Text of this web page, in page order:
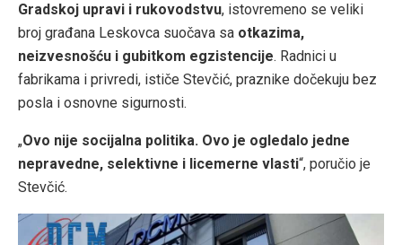
Gradskoj upravi i rukovodstvu, istovremeno se veliki
broj građana Leskovca suočava sa otkazima,
neizvesnošću i gubitkom egzistencije. Radnici u
fabrikama i privredi, ističe Stevčić, praznike dočekuju bez
posla i osnovne sigurnosti.
„Ovo nije socijalna politika. Ovo je ogledalo jedne
nepravedne, selektivne i licemerne vlasti“, poručio je
Stevčić.